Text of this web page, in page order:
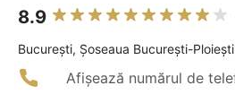
8.9
Bucureşti, Șoseaua București-
Afișează numărul de